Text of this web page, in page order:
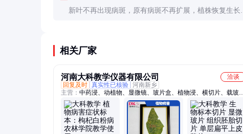
新叶不再出现病斑，原有病斑不再扩展，植株恢复生长
相关厂家
河南大科教学仪器有限公司
洽谈
回复及时 真实性已核验 河南新乡
主营： 中药浸、动植物、显微镜、玻片盒、植物浸、横切片、载玻
片、实验室、矿石岩石、玻片套装、中性树胶、切片玻片、教学设
备、云母矿石、观察设备、染色玻璃、教学套装、仪器玻片、大科教
学、标本组胚、细胞接种、透光玻璃、矿物矿石、标本展示、教学植
物